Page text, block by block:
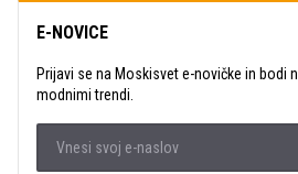
E-NOVICE
Prijavi se na Moskisvet e-novičke in bodi
modnimi trendi.